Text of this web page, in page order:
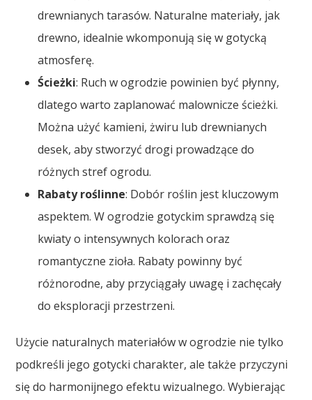
drewnianych tarasów. Naturalne materiały, jak
drewno, idealnie wkomponują się w gotycką
atmosferę.
Ścieżki: Ruch w ogrodzie powinien być płynny,
dlatego warto zaplanować malownicze ścieżki.
Można użyć kamieni, żwiru lub drewnianych
desek, aby stworzyć drogi prowadzące do
różnych stref ogrodu.
Rabaty roślinne: Dobór roślin jest kluczowym
aspektem. W ogrodzie gotyckim sprawdzą się
kwiaty o intensywnych kolorach oraz
romantyczne zioła. Rabaty powinny być
różnorodne, aby przyciągały uwagę i zachęcały
do eksploracji przestrzeni.
Użycie naturalnych materiałów w ogrodzie nie tylko
podkreśli jego gotycki charakter, ale także przyczyni
się do harmonijnego efektu wizualnego. Wybierając